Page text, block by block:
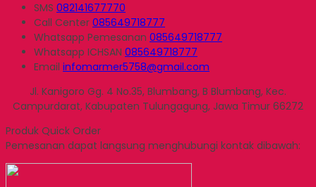
SMS 082141677770
Call Center 085649718777
Whatsapp Pemesanan 085649718777
Whatsapp ICHSAN 085649718777
Email infomarmer5758@gmail.com
Jl. Kanigoro Gg. 4 No.35, Blumbang, B Blumbang, Kec.
Campurdarat, Kabupaten Tulungagung, Jawa Timur 66272
Produk Quick Order
Pemesanan dapat langsung menghubungi kontak dibawah: